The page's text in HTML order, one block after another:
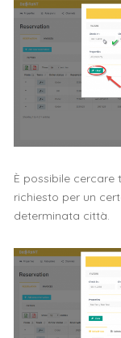
È possibile cercare
richiesto per un
determinata città.